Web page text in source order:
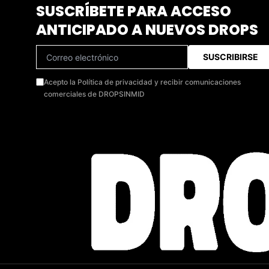
SUSCRÍBETE PARA ACCESO
ANTICIPADO A NUEVOS DROPS
SUSCRIBIRSE
Acepto la Política de privacidad y recibir comunicaciones
comerciales de DROPSINMID